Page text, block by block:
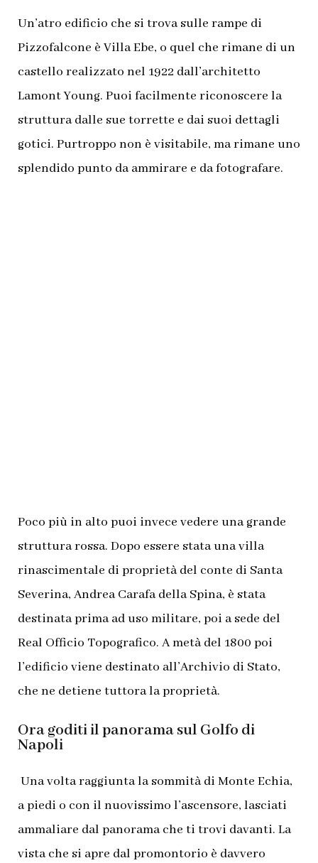
Un’atro edificio che si trova sulle rampe di
Pizzofalcone è Villa Ebe, o quel che rimane di un
castello realizzato nel 1922 dall’architetto
Lamont Young. Puoi facilmente riconoscere la
struttura dalle sue torrette e dai suoi dettagli
gotici. Purtroppo non è visitabile, ma rimane uno
splendido punto da ammirare e da fotografare.
Poco più in alto puoi invece vedere una grande
struttura rossa. Dopo essere stata una villa
rinascimentale di proprietà del conte di Santa
Severina, Andrea Carafa della Spina, è stata
destinata prima ad uso militare, poi a sede del
Real Officio Topografico. A metà del 1800 poi
l’edificio viene destinato all’Archivio di Stato,
che ne detiene tuttora la proprietà.
Ora goditi il panorama sul Golfo di
Napoli
Una volta raggiunta la sommità di Monte Echia,
a piedi o con il nuovissimo l’ascensore, lasciati
ammaliare dal panorama che ti trovi davanti. La
vista che si apre dal promontorio è davvero